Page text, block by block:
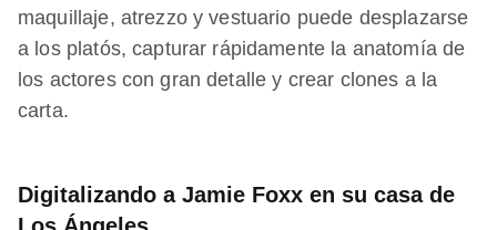
maquillaje, atrezzo y vestuario puede desplazarse
a los platós, capturar rápidamente la anatomía de
los actores con gran detalle y crear clones a la
carta.
Digitalizando a Jamie Foxx en su casa de